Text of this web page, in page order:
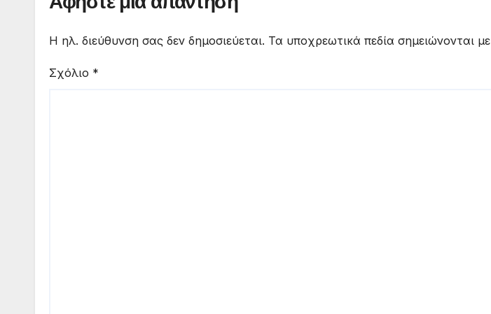
Η ηλ. διεύθυνση σας δεν δημοσιεύεται. Τα υποχρεωτικά πεδία σημειώνονται με
Σχόλιο *